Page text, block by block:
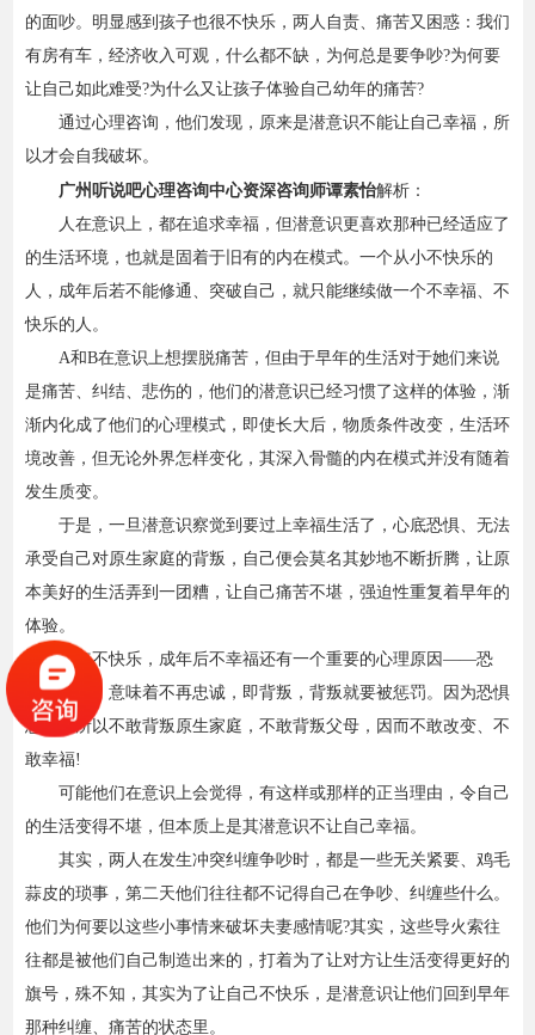
的面吵。明显感到孩子也很不快乐，两人自责、痛苦又困惑：我们
有房有车，经济收入可观，什么都不缺，为何总是要争吵?为何要
让自己如此难受?为什么又让孩子体验自己幼年的痛苦?
通过心理咨询，他们发现，原来是潜意识不能让自己幸福，所
以才会自我破坏。
广州听说吧心理咨询中心资深咨询师谭素怡解析：
人在意识上，都在追求幸福，但潜意识更喜欢那种已经适应了
的生活环境，也就是固着于旧有的内在模式。一个从小不快乐的
人，成年后若不能修通、突破自己，就只能继续做一个不幸福、不
快乐的人。
A和B在意识上想摆脱痛苦，但由于早年的生活对于她们来说
是痛苦、纠结、悲伤的，他们的潜意识已经习惯了这样的体验，渐
渐内化成了他们的心理模式，即使长大后，物质条件改变，生活环
境改善，但无论外界怎样变化，其深入骨髓的内在模式并没有随着
发生质变。
于是，一旦潜意识察觉到要过上幸福生活了，心底恐惧、无法
承受自己对原生家庭的背叛，自己便会莫名其妙地不断折腾，让原
本美好的生活弄到一团糟，让自己痛苦不堪，强迫性重复着早年的
体验。
童年不快乐，成年后不幸福还有一个重要的心理原因——恐
惧。改变，意味着不再忠诚，即背叛，背叛就要被惩罚。因为恐惧
惩罚，所以不敢背叛原生家庭，不敢背叛父母，因而不敢改变、不
敢幸福!
可能他们在意识上会觉得，有这样或那样的正当理由，令自己
的生活变得不堪，但本质上是其潜意识不让自己幸福。
其实，两人在发生冲突纠缠争吵时，都是一些无关紧要、鸡毛
蒜皮的琐事，第二天他们往往都不记得自己在争吵、纠缠些什么。
他们为何要以这些小事情来破坏夫妻感情呢?其实，这些导火索往
往都是被他们自己制造出来的，打着为了让对方让生活变得更好的
旗号，殊不知，其实为了让自己不快乐，是潜意识让他们回到早年
那种纠缠、痛苦的状态里。